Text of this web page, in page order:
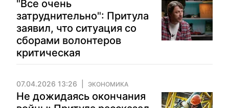
"Все очень
затруднительно": Притула
заявил, что ситуация со
сборами волонтеров
критическая
07.04.2026 13:26 ЭКОНОМИКА
Не дожидаясь окончания